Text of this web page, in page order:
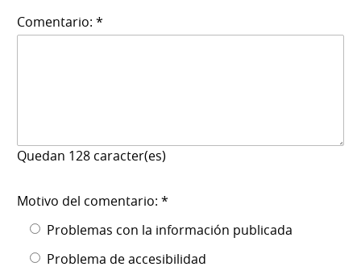
Comentario: *
Quedan 128 caracter(es)
Motivo del comentario: *
Problemas con la información publicada
Problema de accesibilidad